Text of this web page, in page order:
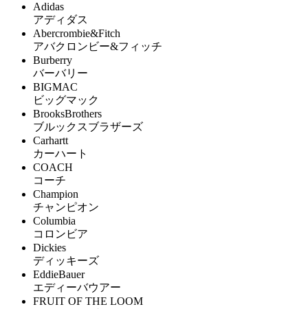
Adidas
アディダス
Abercrombie&Fitch
アバクロンビー&フィッチ
Burberry
バーバリー
BIGMAC
ビッグマック
BrooksBrothers
ブルックスブラザーズ
Carhartt
カーハート
COACH
コーチ
Champion
チャンピオン
Columbia
コロンビア
Dickies
ディッキーズ
EddieBauer
エディーバウアー
FRUIT OF THE LOOM